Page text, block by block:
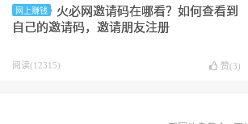
网上赚钱
火必网邀请码在哪看？如何查看到
自己的邀请码，邀请朋友注册
阅读(12315) 赞(3)